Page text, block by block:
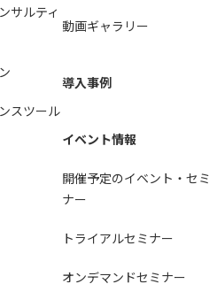
サルティ
スツール
動画ギャラリー
導入事例
イベント情報
開催予定のイベント・セミ
ナー
トライアルセミナー
オンデマンドセミナー